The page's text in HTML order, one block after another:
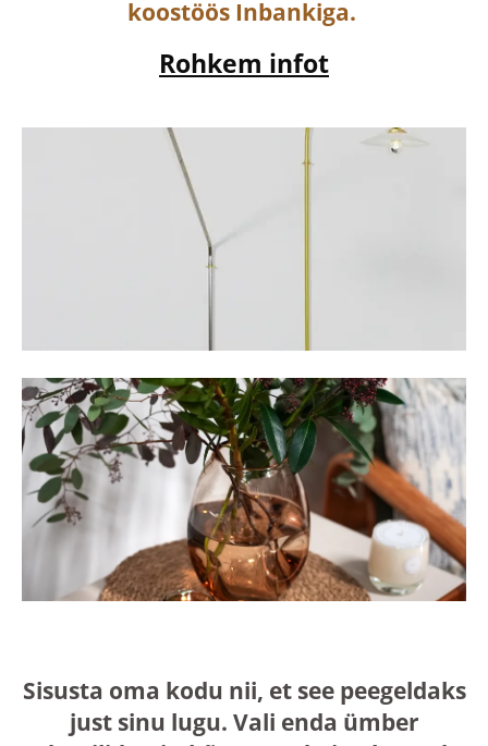
koostöös Inbankiga.
Rohkem infot
Sisusta oma kodu nii, et see peegeldaks
just sinu lugu. Vali enda ümber